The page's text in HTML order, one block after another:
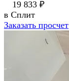
19 833 ₽
в Сплит
Заказать просчет